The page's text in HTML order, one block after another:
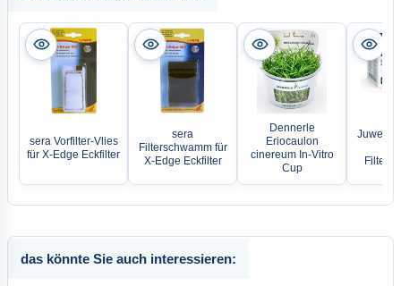
sera Vorfilter-Vlies
für X-Edge Eckfilter
sera
Filterschwamm für
X-Edge Eckfilter
Dennerle
Eriocaulon
cinereum In-Vitro
Cup
Juwel
das könnte Sie auch interessieren: